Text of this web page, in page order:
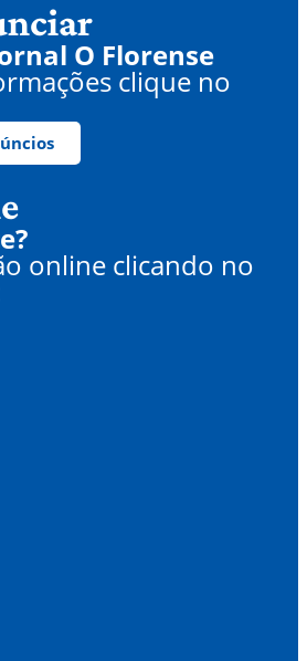
O Florense
clique no
online clicando no